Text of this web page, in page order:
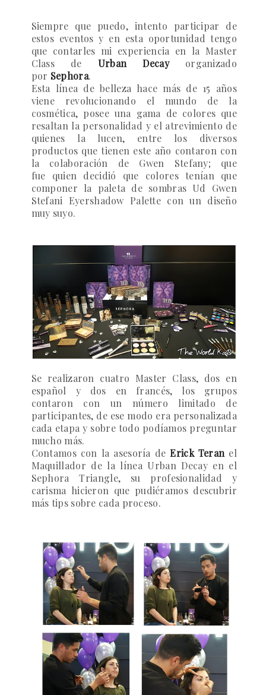
Siempre que puedo, intento participar de
estos eventos y en esta oportunidad tengo
que contarles mi experiencia en la Master
Class de Urban Decayorganizado
por Sephora.
Esta línea de belleza hace más de 15 años
viene revolucionando el mundo de la
cosmética, posee una gama de colores que
resaltan la personalidad y el atrevimiento de
quienes la lucen, entre los diversos
productos que tienen este año contaron con
la colaboración de Gwen Stefany; que
fue quien decidió que colores tenían que
componer la paleta de sombras Ud Gwen
Stefani Eyershadow Palette con un diseño
muy suyo.
Se realizaron cuatro Master Class, dos en
español y dos en francés, los grupos
contaron con un número limitado de
participantes, de ese modo era personalizada
cada etapa y sobre todo podíamos preguntar
mucho más.
Contamos con la asesoría deErick Teranel
Maquillador de la línea Urban Decay en el
Sephora Triangle, su profesionalidad y
carisma hicieron que pudiéramos descubrir
más tips sobre cada proceso.